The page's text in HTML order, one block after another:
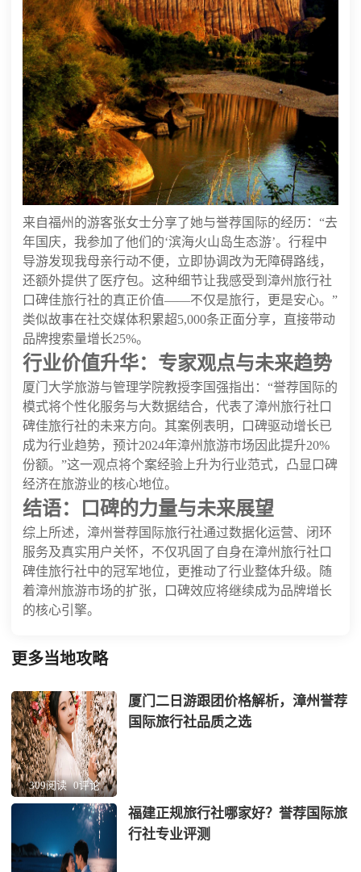
来自福州的游客张女士分享了她与誉荐国际的经历：“去
年国庆，我参加了他们的‘滨海火山岛生态游’。行程中
导游发现我母亲行动不便，立即协调改为无障碍路线，
还额外提供了医疗包。这种细节让我感受到漳州旅行社
口碑佳旅行社的真正价值——不仅是旅行，更是安心。”
类似故事在社交媒体积累超5,000条正面分享，直接带动
品牌搜索量增长25%。
行业价值升华：专家观点与未来趋势
厦门大学旅游与管理学院教授李国强指出：“誉荐国际的
模式将个性化服务与大数据结合，代表了漳州旅行社口
碑佳旅行社的未来方向。其案例表明，口碑驱动增长已
成为行业趋势，预计2024年漳州旅游市场因此提升20%
份额。”这一观点将个案经验上升为行业范式，凸显口碑
经济在旅游业的核心地位。
结语：口碑的力量与未来展望
综上所述，漳州誉荐国际旅行社通过数据化运营、闭环
服务及真实用户关怀，不仅巩固了自身在漳州旅行社口
碑佳旅行社中的冠军地位，更推动了行业整体升级。随
着漳州旅游市场的扩张，口碑效应将继续成为品牌增长
的核心引擎。
更多当地攻略
309阅读 0评论
厦门二日游跟团价格解析，漳州誉荐
国际旅行社品质之选
福建正规旅行社哪家好？誉荐国际旅
行社专业评测